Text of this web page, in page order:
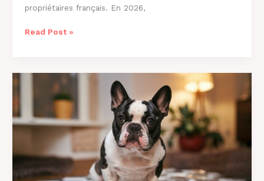
propriétaires français. En 2026,
Pourquoi
l’Herbe
Explications
2026
Read Post »